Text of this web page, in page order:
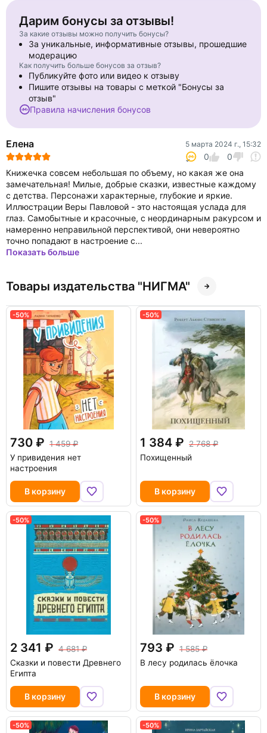
Дарим бонусы за отзывы!
За какие отзывы можно получить бонусы?
За уникальные, информативные отзывы, прошедшие
модерацию
Как получить больше бонусов за отзыв?
Публикуйте фото или видео к отзыву
Пишите отзывы на товары с меткой "Бонусы за
отзыв"
Правила начисления бонусов
Елена 5 марта 2024 г., 15:32
0
0
Книжечка совсем небольшая по объему, но какая же она
замечательная! Милые, добрые сказки, известные каждому
с детства. Персонажи характерные, глубокие и яркие.
Иллюстрации Веры Павловой - это настоящая услада для
глаз. Самобытные и красочные, с неординарным ракурсом и
намеренно неправильной перспективой, они невероятно
точно попадают в настроение с...
Показать больше
Товары издательства "НИГМА"
-50%
730
1 459
У привидения нет
настроения
В корзину
-50%
1 384
2 768
Похищенный
В корзину
-50%
2 341
4 681
Сказки и повести Древнего
Египта
В корзину
-50%
793
1 585
В лесу родилась ёлочка
В корзину
-50% -50%